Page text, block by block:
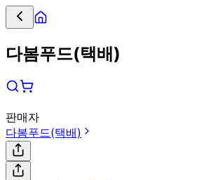
다봄푸드(택배)
판매자
다봄푸드(택배)